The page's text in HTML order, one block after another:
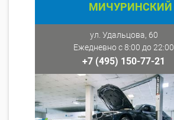
МИЧУРИНСКИЙ
ул. Удальцова, 60
Ежедневно с 8:00 до 22:00
+7 (495) 150-77-21